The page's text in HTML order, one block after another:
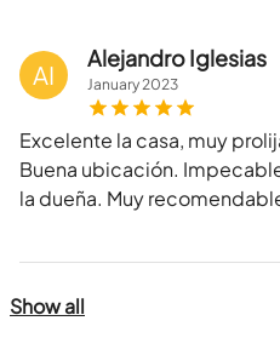
AI
Alejandro Iglesias
January2023
Excelente la casa, muy
Buena ubicación.
la dueña. Muy
Show all